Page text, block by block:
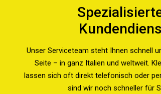
Unser Serviceteam steht Ihnen schnell
Seite – in ganz Italien und weltweit.
lassen sich oft direkt telefonisch oder
sind wir noch schneller für